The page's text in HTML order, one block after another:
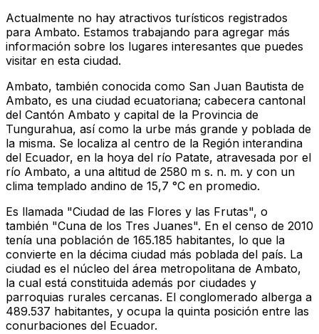
Actualmente no hay atractivos turísticos registrados
para Ambato. Estamos trabajando para agregar más
información sobre los lugares interesantes que puedes
visitar en esta ciudad.
Ambato, también conocida como San Juan Bautista de
Ambato, es una ciudad ecuatoriana; cabecera cantonal
del Cantón Ambato y capital de la Provincia de
Tungurahua, así como la urbe más grande y poblada de
la misma. Se localiza al centro de la Región interandina
del Ecuador, en la hoya del río Patate, atravesada por el
río Ambato, a una altitud de 2580 m s. n. m. y con un
clima templado andino de 15,7 °C en promedio.
Es llamada "Ciudad de las Flores y las Frutas", o
también "Cuna de los Tres Juanes". En el censo de 2010
tenía una población de 165.185 habitantes, lo que la
convierte en la décima ciudad más poblada del país. La
ciudad es el núcleo del área metropolitana de Ambato,
la cual está constituida además por ciudades y
parroquias rurales cercanas. El conglomerado alberga a
489.537 habitantes, y ocupa la quinta posición entre las
conurbaciones del Ecuador.